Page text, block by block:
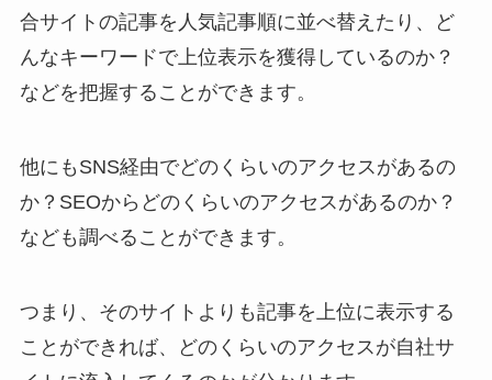
合サイトの記事を人気記事順に並べ替えたり、ど
んなキーワードで上位表示を獲得しているのか？
などを把握することができます。
他にもSNS経由でどのくらいのアクセスがあるの
か？SEOからどのくらいのアクセスがあるのか？
なども調べることができます。
つまり、そのサイトよりも記事を上位に表示する
ことができれば、どのくらいのアクセスが自社サ